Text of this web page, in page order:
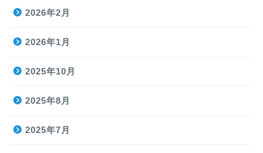
2026年2月
2026年1月
2025年10月
2025年8月
2025年7月